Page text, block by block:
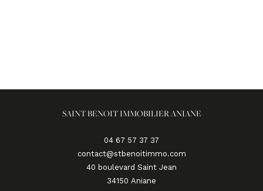
SAINT BENOIT IMMOBILIER ANIANE
04 67 57 37 37
contact@stbenoitimmo.com
40 boulevard Saint Jean
34150
aniane